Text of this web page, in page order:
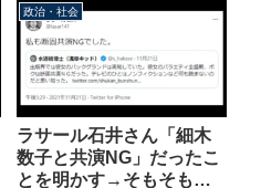
政治・社会
ラサール石井さん「細木
数子と共演NG」だったこ
とを明かす→そもそもテ